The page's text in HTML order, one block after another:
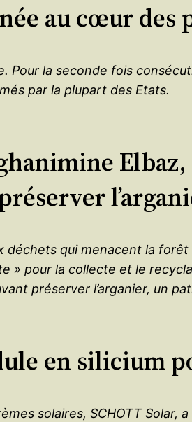
au cœur des
Pour la seconde fois
par la plupart des Etats.
Elbaz,
qui menacent la forêt
» pour la collecte et le
préserver l’arganier, un
en silicium
solaires, SCHOTT Solar,